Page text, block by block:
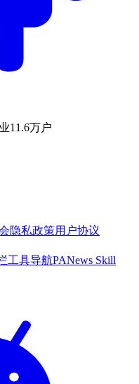
11.6万户
隐私政策用户协议
工具导航PANews Skill